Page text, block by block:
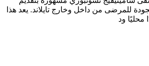
للمرضى من داخل وخارج تايلاند. يعد هذا
محليًا ود